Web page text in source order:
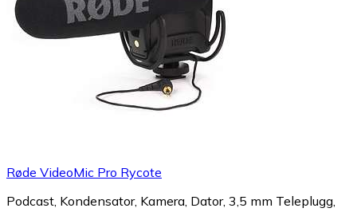
Røde VideoMic Pro Rycote
Podcast, Kondensator, Kamera, Dator, 3,5 mm Teleplugg,